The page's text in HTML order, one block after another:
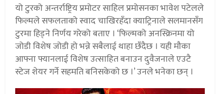
यो टुरको अन्तर्राष्ट्रिय प्रमोटर साहिल प्रमोसनका भावेश पटेलले
फिल्मले सफलताको स्वाद चाखिरहँदा क्याट्रिनाले सलमानसँग
टुरमा हिड्ने निर्णय गरेको बताए । ‘फिल्मको अनस्क्रिनमा यो
जोडी विशेष जोडी हो भन्ने सबैलाई थाहा छँदैछ । यही मौका
आफ्ना फ्यानलाई विशेष उत्साहित बनाउन दुवैजनाले एउटै
स्टेज शेयर गर्ने सहमति बनिसकेको छ ।’ उनले भनेका छन् ।